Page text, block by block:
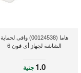
هاما (00124538) واقى لحماية
الشاشة لجهاز أى فون 6
1.0 جنية